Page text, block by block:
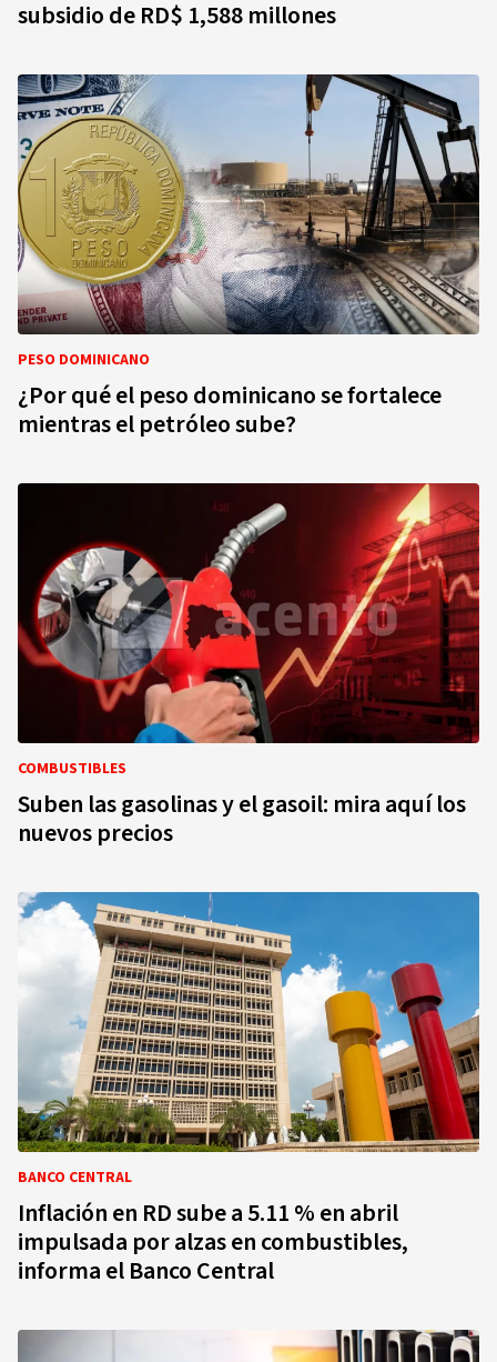
subsidio de RD$ 1,588 millones
PESO DOMINICANO
¿Por qué el peso dominicano se fortalece
mientras el petróleo sube?
COMBUSTIBLES
Suben las gasolinas y el gasoil: mira aquí los
nuevos precios
BANCO CENTRAL
Inflación en RD sube a 5.11 % en abril
impulsada por alzas en combustibles,
informa el Banco Central